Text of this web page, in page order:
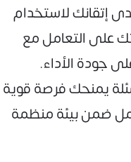
إتقانك لاستخدام
على التعامل مع
جودة الأداء.
يمنحك فرصة قوية
ضمن بيئة منظمة